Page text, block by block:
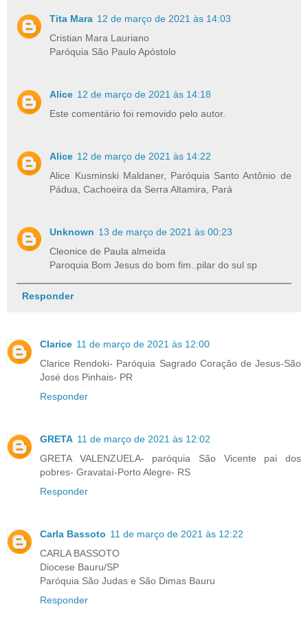
Tita Mara 12 de março de 2021 às 14:03
Cristian Mara Lauriano
Paróquia São Paulo Apóstolo
Alice 12 de março de 2021 às 14:18
Este comentário foi removido pelo autor.
Alice 12 de março de 2021 às 14:22
Alice Kusminski Maldaner, Paróquia Santo Antônio de
Pádua, Cachoeira da Serra Altamira, Pará
Unknown 13 de março de 2021 às 00:23
Cleonice de Paula almeida
Paroquia Bom Jesus do bom fim..pilar do sul sp
Responder
Clarice 11 de março de 2021 às 12:00
Clarice Rendoki- Paróquia Sagrado Coração de Jesus-São
José dos Pinhais- PR
Responder
GRETA 11 de março de 2021 às 12:02
GRETA VALENZUELA- paróquia São Vicente pai dos
pobres- Gravataí-Porto Alegre- RS
Responder
Carla Bassoto 11 de março de 2021 às 12:22
CARLA BASSOTO
Diocese Bauru/SP
Paróquia São Judas e São Dimas Bauru
Responder